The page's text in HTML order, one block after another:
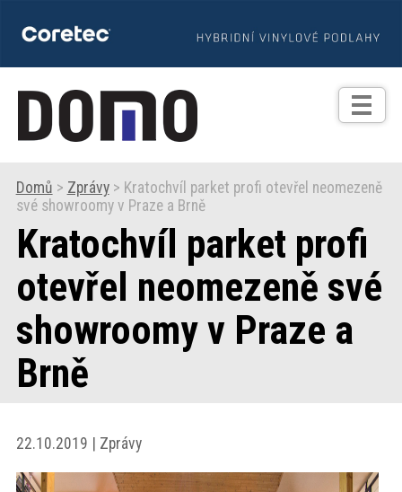
TIPY
Zprávy
Praxe
Fotogalerie
Produkty
Prodejní
ProfiMag
Domů > Zprávy> Kratochvíl parket profi otevřel neomezeně
své showroomy v Praze a Brně
Kratochvíl parket profi
otevřel neomezeně své
showroomy v Praze a
Brně
22.10.2019 | Zprávy